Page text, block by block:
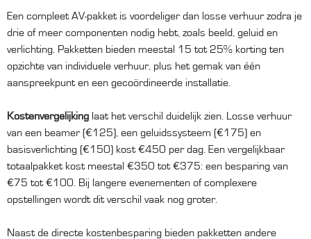
Een compleet AV-pakket is voordeliger dan losse verhuur zodra je
drie of meer componenten nodig hebt, zoals beeld, geluid en
verlichting. Pakketten bieden meestal 15 tot 25% korting ten
opzichte van individuele verhuur, plus het gemak van één
aanspreekpunt en een gecoördineerde installatie.
Kostenvergelijking laat het verschil duidelijk zien. Losse verhuur
van een beamer (€125), een geluidssysteem (€175) en
basisverlichting (€150) kost €450 per dag. Een vergelijkbaar
totaalpakket kost meestal €350 tot €375: een besparing van
€75 tot €100. Bij langere evenementen of complexere
opstellingen wordt dit verschil vaak nog groter.
Naast de directe kostenbesparing bieden pakketten andere